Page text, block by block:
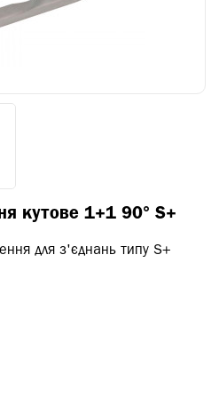
кутове 1+1 90° S+
для з'єднань типу S+